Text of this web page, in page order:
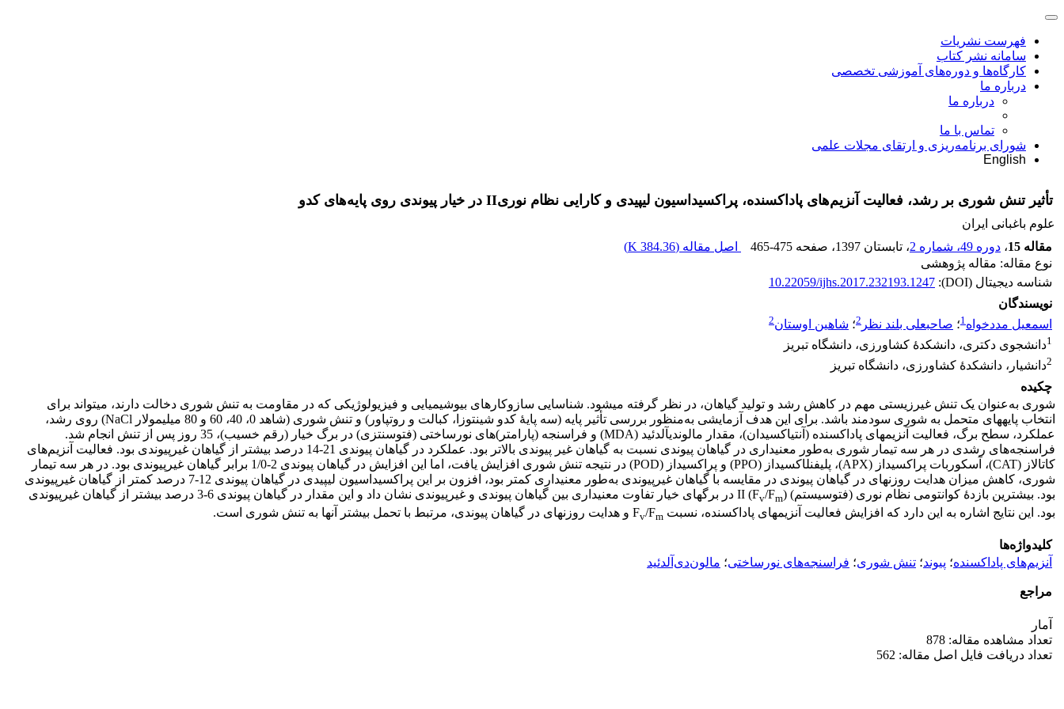
فهرست نشریات
سامانه نشر کتاب
کارگاه‌ها و دوره‌های آموزشی تخصصی
درباره ما
درباره ما
تماس با ما
شورای برنامه‌ریزی و ارتقای مجلات علمی
English
تأثیر تنش شوری بر رشد، فعالیت آنزیم‌های پاداکسنده، پراکسیداسیون لیپیدی و کارایی نظام نوریII در خیار پیوندی روی پایه‌های کدو
علوم باغبانی ایران
مقاله 15
، دوره 49، شماره 2 ، تابستان 1397 ، صفحه 465-475 اصل مقاله (384.36 K
)
نوع مقاله: مقاله پژوهشی
شناسه دیجیتال (DOI):
10.22059/ijhs.2017.232193.1247
نویسندگان
اسمعیل مددخواه1؛ صاحبعلی بلند نظر 2؛ شاهین اوستان2
1دانشجوی دکتری، دانشکدۀ کشاورزی، دانشگاه تبریز
2دانشیار، دانشکدۀ کشاورزی، دانشگاه تبریز
چکیده
شوری به‌عنوان یک تنش غیرزیستی مهم در کاهش رشد و تولید گیاهان، در نظر گرفته می­شود. شناسایی سازوکار­های بیوشیمیایی و فیزیولوژیکی که در مقاومت به تنش شوری دخالت دارند، می­تواند برای
انتخاب پایه­های متحمل به شوری سودمند باشد. برای این هدف آزمایشی به‌منظور بررسی تأثیر پایه (سه پایۀ کدو شینتوزا، کبالت و روت­پاور) و تنش شوری (شاهد 0، 40، 60 و 80 میلی­مولار NaCl) روی رشد،
عملکرد، سطح برگ، فعالیت آنزیم­های پاداکسنده (آنتی­اکسیدان)، مقدار مالون­دی­آلدئید (MDA) و فراسنجه (پارامتر)های نورساختی (فتوسنتزی) در برگ خیار (رقم خسیب)، 35 روز پس از تنش انجام شد.
فراسنجه‌های رشدی در هر سه تیمار شوری به‌طور معنی­داری در گیاهان پیوندی نسبت به گیاهان غیر پیوندی بالاتر بود. عملکرد در گیاهان پیوندی 21-14 درصد بیشتر از گیاهان غیرپیوندی بود. فعالیت آنزیم‌های
کاتالاز (CAT)، آسکوربات پراکسیداز (APX)، پلی­فنل­اکسیداز (PPO) و پراکسیداز (POD) در نتیجه تنش شوری افزایش یافت، اما این افزایش در گیاهان پیوندی 2-1/0 برابر گیاهان غیرپیوندی بود. در هر سه تیمار
شوری، کاهش میزان هدایت روزنه­ای در گیاهان پیوندی در مقایسه با گیاهان غیرپیوندی به‌طور معنی­داری کمتر بود، افزون بر این پراکسیداسیون لیپیدی در گیاهان پیوندی 12-7 درصد کمتر از گیاهان غیرپیوندی
بود. بیشترین بازدۀ کوانتومی نظام نوری (فتوسیستم) (F
v/Fm
) II در برگ­های خیار تفاوت معنی­داری بین گیاهان پیوندی و غیرپیوندی نشان داد و این مقدار در گیاهان پیوندی 6-3 درصد بیشتر از گیاهان غیرپیوندی
بود. این نتایج اشاره به این دارد که افزایش فعالیت آنزیم­های پاداکسنده، نسبت F
v/Fm و هدایت روزنه­ای در گیاهان پیوندی، مرتبط با تحمل بیشتر آن­ها به تنش شوری است.
کلیدواژه‌ها
آنزیم‌های پاداکسنده؛ پیوند؛ تنش شوری؛ فراسنجه‌های نورساختی؛ مالون‌دی‌آلدئید
مراجع
آمار
تعداد مشاهده مقاله: 878
تعداد دریافت فایل اصل مقاله: 562